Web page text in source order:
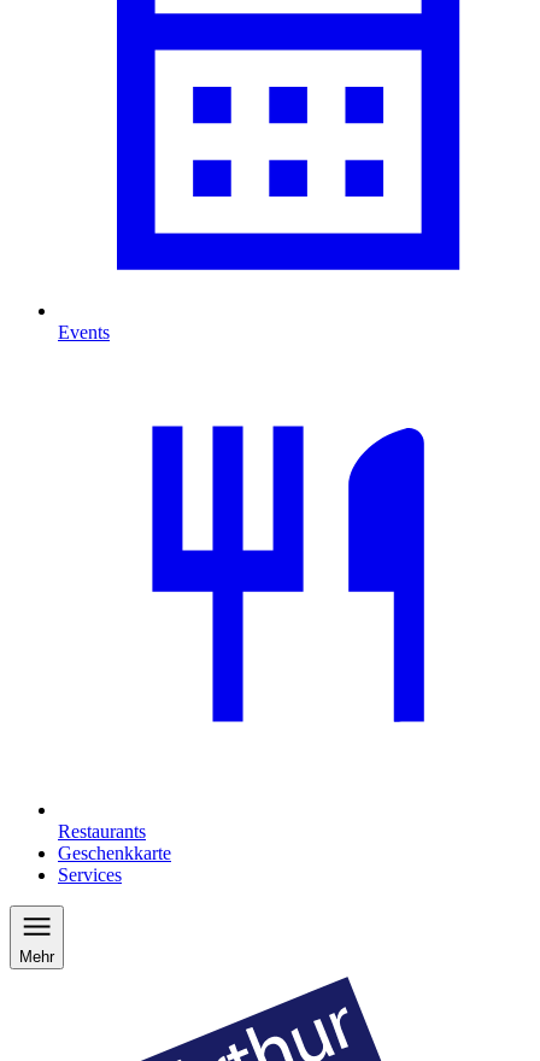
Events
Restaurants
Geschenkkarte
Services
Mehr